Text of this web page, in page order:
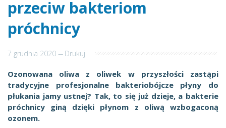
przeciw bakteriom
próchnicy
7 grudnia 2020--- Drukuj
Ozonowana oliwa z oliwek w przyszłości zastąpi
tradycyjne profesjonalne bakteriobójcze płyny do
płukania jamy ustnej? Tak, to się już dzieje, a bakterie
próchnicy giną dzięki płynom z oliwą wzbogaconą
ozonem.